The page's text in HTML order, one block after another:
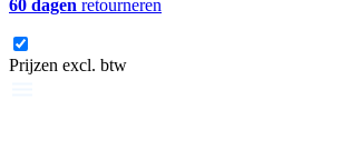
60 dagen retourneren
Prijzen excl. btw